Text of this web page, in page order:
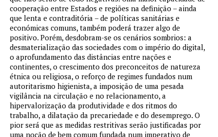
cooperação entre Estados e regiões na definição – ainda
que lenta e contraditória – de políticas sanitárias e
económicas comuns, também poderá trazer algo de
positivo. Porém, desdobram-se os cenários sombrios: a
desmaterialização das sociedades com o império do digital,
o aprofundamento das distâncias entre nações e
continentes, o crescimento dos preconceitos de natureza
étnica ou religiosa, o reforço de regimes fundados num
autoritarismo higienista, a imposição de uma pesada
vigilância na circulação e no relacionamento, a
hipervalorização da produtividade e dos ritmos do
trabalho, a dilatação da precariedade e do desemprego. O
pior será que as medidas restritivas serão justificadas por
uma noção de bem comum fundada num imperativo de